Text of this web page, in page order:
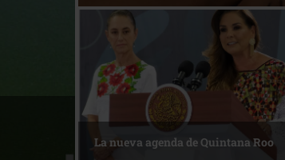
La nueva agenda de Quintana Roo